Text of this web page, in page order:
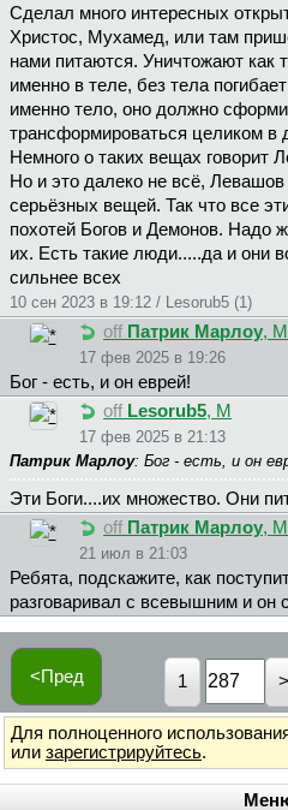
Сделал много интересных
Христос, Мухамед, или там
нами питаются. Уничтожают как
именно в теле, без тела
именно тело, оно должно
трансформироваться целиком в
Немного о таких вещах говорит
Но и это далеко не всё, Левашов
серьёзных вещей. Так что все
похотей Богов и Демонов. Надо
их. Есть такие люди.....да и они
сильнее всех
10 сен 2023 в 19:12 / Lesorub5 (1)
off Патрик Марлоу, М
17 фев 2025 в 19:26
Бог - есть, и он еврей!
off Lesorub5, М
17 фев 2025 в 21:13
Патрик Марлоу: Бог - есть, и он
Эти Боги....их множество. Они
off Патрик Марлоу, М
21 июл в 21:03
Ребята, подскажите, как
разговаривал с всевышним и он
<Пред 1
Для полноценного
или зарегистрируйтесь.